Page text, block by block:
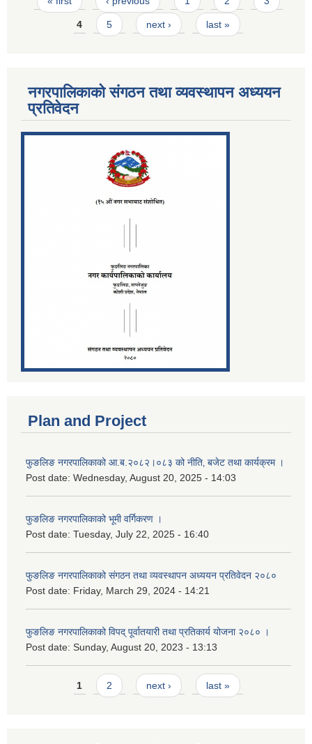
4 5 next › last »
नगरपालिकाको संगठन तथा व्यवस्थापन अध्ययन
प्रतिवेदन
Plan and Project
फुङलिङ नगरपालिकाको आ.ब.२०८२।०८३ को नीति‚ बजेट तथा कार्यक्रम ।
Post date: Wednesday, August 20, 2025 - 14:03
फुङलिङ नगरपालिकाको भूमी वर्गिकरण ।
Post date: Tuesday, July 22, 2025 - 16:40
फुङलिङ नगरपालिकाको संगठन तथा व्यवस्थापन अध्ययन प्रतिवेदन २०८०
Post date: Friday, March 29, 2024 - 14:21
फुङलिङ नगरपालिकाको विपद् पूर्वातयारी तथा प्रतिकार्य योजना २०८० ।
Post date: Sunday, August 20, 2023 - 13:13
Pages1 2 next › last »